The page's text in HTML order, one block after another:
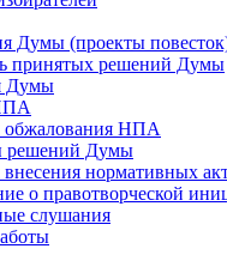
Думы (проекты
принятых решений Думы
Думы
обжалования НПА
решений Думы
нормативных
о правотворческой
слушания